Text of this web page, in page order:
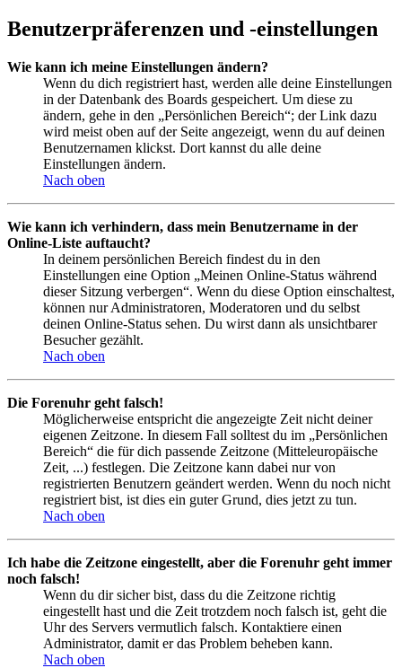
Benutzerpräferenzen und -einstellungen
Wie kann ich meine Einstellungen ändern?
Wenn du dich registriert hast, werden alle deine Einstellungen
in der Datenbank des Boards gespeichert. Um diese zu
ändern, gehe in den „Persönlichen Bereich“; der Link dazu
wird meist oben auf der Seite angezeigt, wenn du auf deinen
Benutzernamen klickst. Dort kannst du alle deine
Einstellungen ändern.
Nach oben
Wie kann ich verhindern, dass mein Benutzername in der
Online-Liste auftaucht?
In deinem persönlichen Bereich findest du in den
Einstellungen eine Option „Meinen Online-Status während
dieser Sitzung verbergen“. Wenn du diese Option einschaltest,
können nur Administratoren, Moderatoren und du selbst
deinen Online-Status sehen. Du wirst dann als unsichtbarer
Besucher gezählt.
Nach oben
Die Forenuhr geht falsch!
Möglicherweise entspricht die angezeigte Zeit nicht deiner
eigenen Zeitzone. In diesem Fall solltest du im „Persönlichen
Bereich“ die für dich passende Zeitzone (Mitteleuropäische
Zeit, ...) festlegen. Die Zeitzone kann dabei nur von
registrierten Benutzern geändert werden. Wenn du noch nicht
registriert bist, ist dies ein guter Grund, dies jetzt zu tun.
Nach oben
Ich habe die Zeitzone eingestellt, aber die Forenuhr geht immer
noch falsch!
Wenn du dir sicher bist, dass du die Zeitzone richtig
eingestellt hast und die Zeit trotzdem noch falsch ist, geht die
Uhr des Servers vermutlich falsch. Kontaktiere einen
Administrator, damit er das Problem beheben kann.
Nach oben